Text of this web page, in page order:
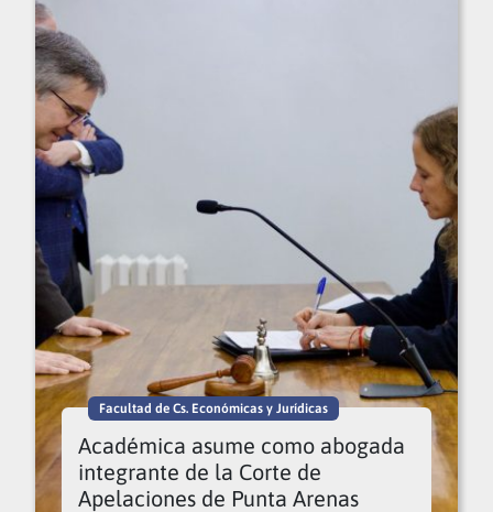
Facultad de Cs. Económicas y Jurídicas
Académica asume como abogada
integrante de la Corte de
Apelaciones de Punta Arenas